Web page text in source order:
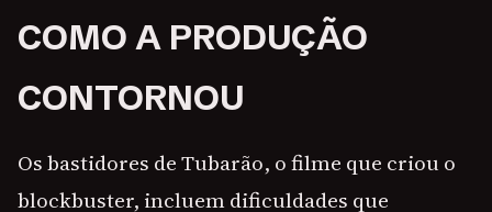
COMO A PRODUÇÃO
CONTORNOU
Os bastidores de Tubarão, o filme que criou o
blockbuster, incluem dificuldades que